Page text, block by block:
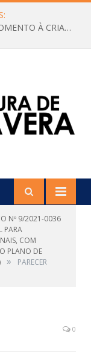
CHAMAMENTO PÚBLICO Nº 01/2026 – FOMENTO À CRIAÇÃO E A CIRCULAÇÃO DE PRODUÇÕES CULTURAIS – Aldir Blanc
Nº 9/2021-0036
PARA
COM
PLANO DE
»
PARECER
0